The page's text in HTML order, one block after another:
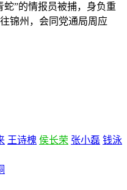
”的情报员被捕，身负重
锦州，会同党通局周应
王诗槐 侯长荣 张小磊 钱泳